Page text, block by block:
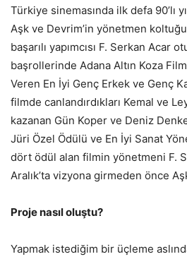
Türkiye sinemasında ilk defa 90’lı
Aşk ve Devrim’in yönetmen
başarılı yapımcısı F. Serkan Acar
başrollerinde Adana Altın Koza
Veren En İyi Genç Erkek ve Genç
filmde canlandırdıkları Kemal ve
kazanan Gün Koper ve Deniz
Jüri Özel Ödülü ve En İyi Sanat
dört ödül alan filmin yönetmeni F.
Aralık’ta vizyona girmeden önce
Proje nasıl oluştu?
Yapmak istediğim bir üçleme